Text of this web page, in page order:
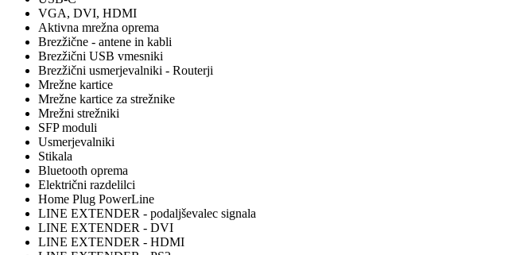
VGA, DVI, HDMI
Aktivna mrežna oprema
Brezžične - antene in kabli
Brezžični USB vmesniki
Brezžični usmerjevalniki - Routerji
Mrežne kartice
Mrežne kartice za strežnike
Mrežni strežniki
SFP moduli
Usmerjevalniki
Stikala
Bluetooth oprema
Električni razdelilci
Home Plug PowerLine
LINE EXTENDER - podaljševalec signala
LINE EXTENDER - DVI
LINE EXTENDER - HDMI